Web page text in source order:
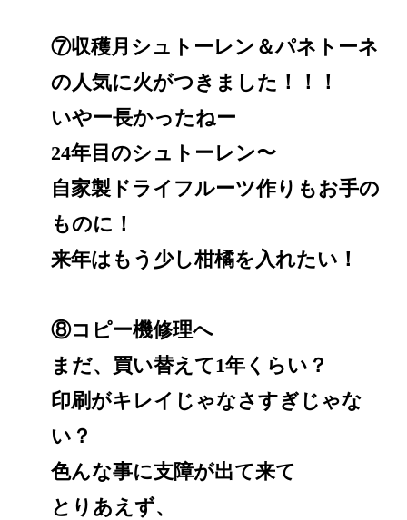
⑦収穫月シュトーレン＆パネトーネ
の人気に火がつきました！！！
いやー長かったねー
24年目のシュトーレン〜
自家製ドライフルーツ作りもお手の
ものに！
来年はもう少し柑橘を入れたい！
⑧コピー機修理へ
まだ、買い替えて1年くらい？
印刷がキレイじゃなさすぎじゃな
い？
色んな事に支障が出て来て
とりあえず、